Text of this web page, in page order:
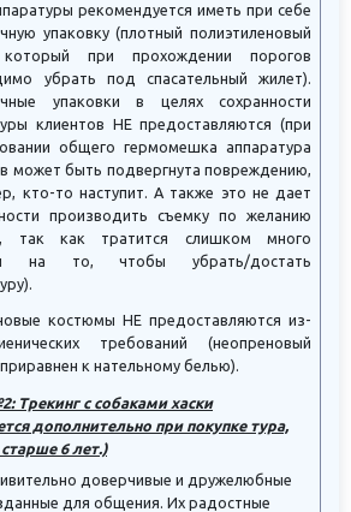
рекомендуется иметь при себе
упаковку (плотный полиэтиленовый
при прохождении порогов
убрать под спасательный жилет).
упаковки в целях сохранности
клиентов НЕ предоставляются (при
общего гермомешка аппаратура
может быть подвергнута повреждению,
кто-то наступит. А также это не дает
производить съемку по желанию
так как тратится слишком много
на то, чтобы убрать/достать
костюмы НЕ предоставляются из-
требований (неопреновый
к нательному белью).
Трекинг с собаками хаски
дополнительно при покупке тура,
6 лет.)
доверчивые и дружелюбные
для общения. Их радостные